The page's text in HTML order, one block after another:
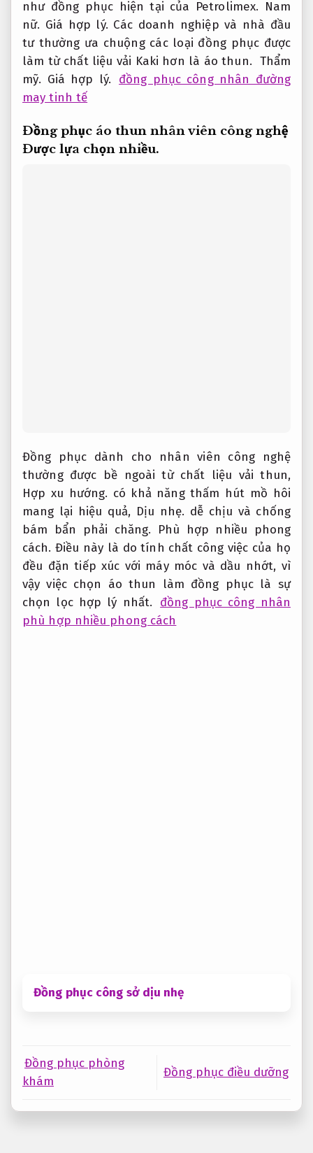
như đồng phục hiện tại của Petrolimex. Nam
nữ. Giá hợp lý. Các doanh nghiệp và nhà đầu
tư thường ưa chuộng các loại đồng phục được
làm từ chất liệu vải Kaki hơn là áo thun. Thẩm
mỹ. Giá hợp lý.
đồng phục công nhân đường
may tinh tế
Đồng phục áo thun nhân viên công nghệ
Được lựa chọn nhiều.
Đồng phục dành cho nhân viên công nghệ
thường được bề ngoài từ chất liệu vải thun,
Hợp xu hướng. có khả năng thấm hút mồ hôi
mang lại hiệu quả, Dịu nhẹ. dễ chịu và chống
bám bẩn phải chăng.
Phù hợp nhiều phong
cách. Điều này là do tính chất công việc của họ
đều đặn tiếp xúc với máy móc và dầu nhớt, vì
vậy việc chọn áo thun làm đồng phục là sự
chọn lọc hợp lý nhất.
đồng phục công nhân
phù hợp nhiều phong cách
Đồng phục công sở dịu nhẹ
Đồng phục phòng
khám
Đồng phục điều dưỡng